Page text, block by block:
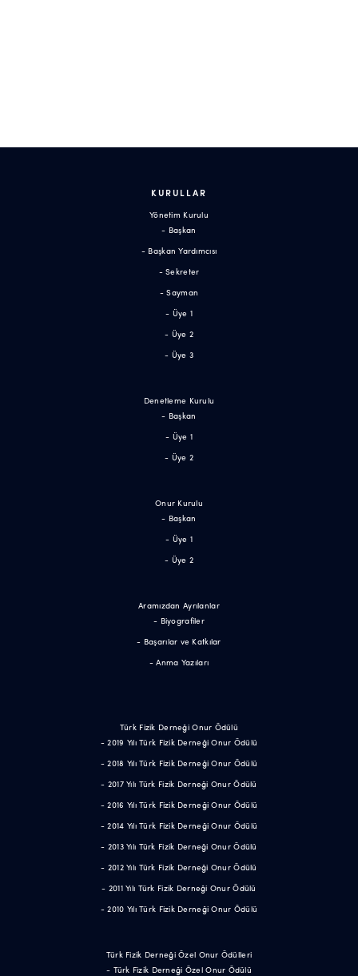
KURULLAR
Yönetim Kurulu
- Başkan
- Başkan Yardımcısı
- Sekreter
- Sayman
- Üye 1
- Üye 2
- Üye 3
Denetleme Kurulu
- Başkan
- Üye 1
- Üye 2
Onur Kurulu
- Başkan
- Üye 1
- Üye 2
Aramızdan Ayrılanlar
- Biyografiler
- Başarılar ve Katkılar
- Anma Yazıları
Türk Fizik Derneği Onur Ödülü
- 2019 Yılı Türk Fizik Derneği Onur Ödülü
- 2018 Yılı Türk Fizik Derneği Onur Ödülü
- 2017 Yılı Türk Fizik Derneği Onur Ödülü
- 2016 Yılı Türk Fizik Derneği Onur Ödülü
- 2014 Yılı Türk Fizik Derneği Onur Ödülü
- 2013 Yılı Türk Fizik Derneği Onur Ödülü
- 2012 Yılı Türk Fizik Derneği Onur Ödülü
- 2011 Yılı Türk Fizik Derneği Onur Ödülü
- 2010 Yılı Türk Fizik Derneği Onur Ödülü
Türk Fizik Derneği Özel Onur Ödülleri
- Türk Fizik Derneği Özel Onur Ödülü